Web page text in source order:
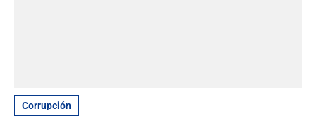
Corrupción